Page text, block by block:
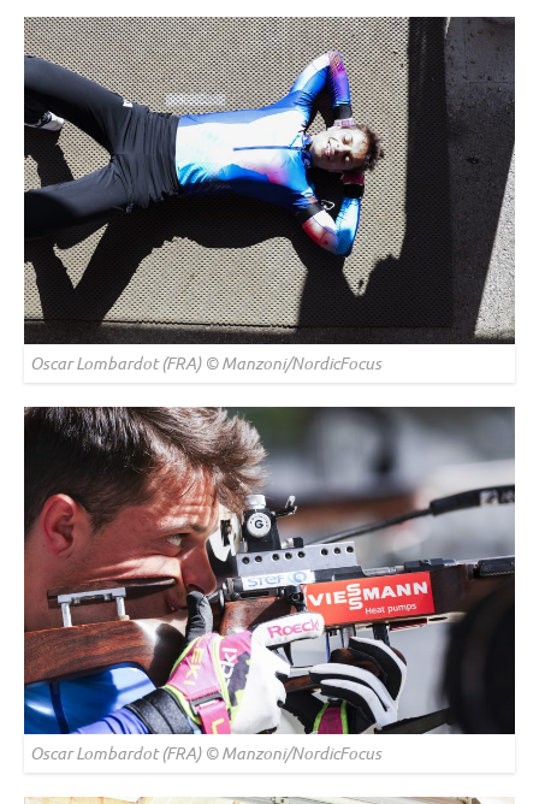
Oscar Lombardot (FRA) © Manzoni/NordicFocus
Oscar Lombardot (FRA) © Manzoni/NordicFocus